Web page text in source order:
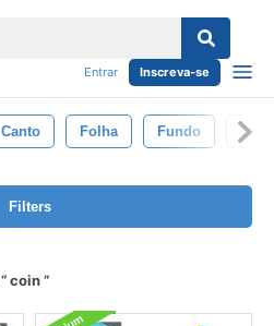
Entrar Inscreva-se
Canto Folha Fundo
Filters
coin